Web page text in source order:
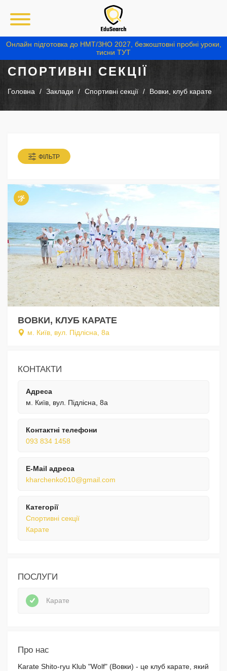
Онлайн підготовка до НМТ/ЗНО 2027, безкоштовні пробні уроки,
тисни ТУТ
СПОРТИВНІ СЕКЦІЇ
Головна Заклади Спортивні секції Вовки, клуб карате
ФІЛЬТР
ВОВКИ, КЛУБ КАРАТЕ
м. Київ, вул. Підлісна, 8а
КОНТАКТИ
Адреса
м. Київ, вул. Підлісна, 8а
Контактні телефони
093 834 1458
E-Mail адреса
kharchenko010@gmail.com
Категорії
Спортивні секції
Карате
ПОСЛУГИ
Карате
Про нас
Karate Shito-ryu Klub "Wolf" (Вовки) - це клуб карате, який